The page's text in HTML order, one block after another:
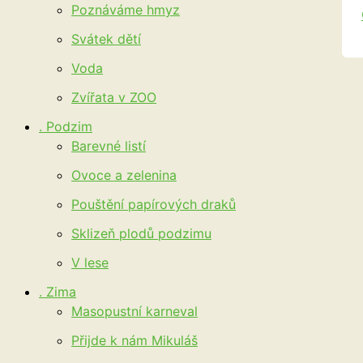
Poznáváme hmyz
Svátek dětí
Voda
Zvířata v ZOO
. Podzim
Barevné listí
Ovoce a zelenina
Pouštění papírových draků
Sklizeň plodů podzimu
V lese
. Zima
Masopustní karneval
Přijde k nám Mikuláš